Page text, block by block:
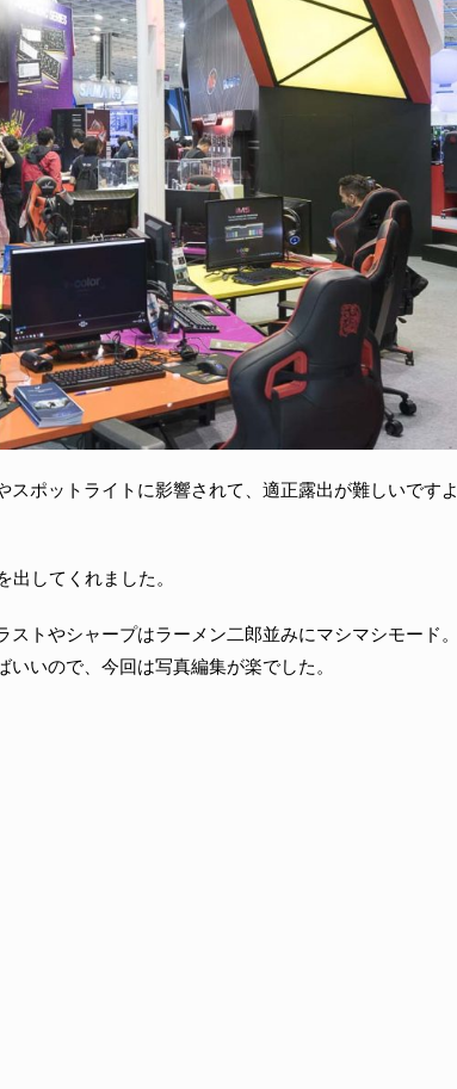
ポットライトに影響されて、適正露出が難しいですよ
してくれました。
トやシャープはラーメン二郎並みにマシマシモード。
いので、今回は写真編集が楽でした。